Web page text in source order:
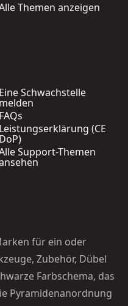
Themen anzeigen
Eine Schwachstelle
melden
FAQs
Leistungserklärung (CE
DoP)
Support-Themen
für ein oder
Zubehör, Dübel
Farbschema, das
Pyramidenanordnung